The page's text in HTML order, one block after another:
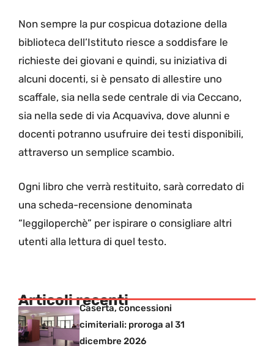
Non sempre la pur cospicua dotazione della
biblioteca dell’Istituto riesce a soddisfare le
richieste dei giovani e quindi, su iniziativa di
alcuni docenti, si è pensato di allestire uno
scaffale, sia nella sede centrale di via Ceccano,
sia nella sede di via Acquaviva, dove alunni e
docenti potranno usufruire dei testi disponibili,
attraverso un semplice scambio.
Ogni libro che verrà restituito, sarà corredato di
una scheda-recensione denominata
“leggiloperchè” per ispirare o consigliare altri
utenti alla lettura di quel testo.
Articoli recenti
Caserta, concessioni
cimiteriali: proroga al 31
dicembre 2026